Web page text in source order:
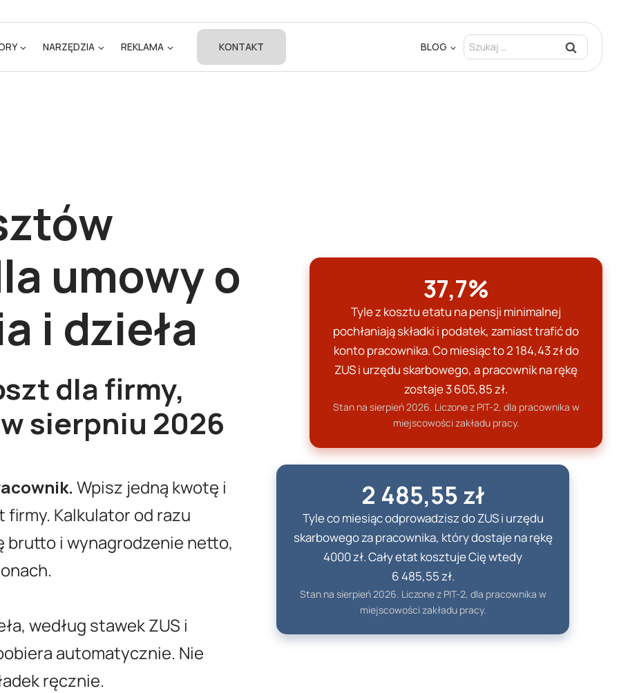
NARZĘDZIA REKLAMA KONTAKT BLOG Szukaj:
umowy o
i dzieła
dla firmy,
w sierpniu 2026
Wpisz jedną kwotę i
Kalkulator od razu
brutto i wynagrodzenie netto,
według stawek ZUS i
automatycznie. Nie
ręcznie.
37,7%
Tyle z kosztu etatu na pensji minimalnej
pochłaniają składki i podatek, zamiast trafić do
konto pracownika. Co miesiąc to2 184,43 złdo
ZUS i urzędu skarbowego, a pracownik na rękę
zostaje3 605,85 zł.
Stan na sierpień2026. Liczone z PIT-2, dla pracownika w
miejscowości zakładu pracy.
2 485,55 zł
Tyle co miesiąc odprowadzisz do ZUS i urzędu
skarbowego za pracownika, który dostaje na rękę
4000 zł. Cały etat kosztuje Cię wtedy
6 485,55 zł.
Stan na sierpień2026. Liczone z PIT-2, dla pracownika w
miejscowości zakładu pracy.